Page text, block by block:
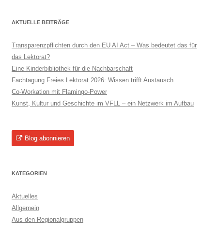
AKTUELLE BEITRÄGE
Transparenzpflichten durch den EU AI Act – Was bedeutet das für
das Lektorat?
Eine Kinderbibliothek für die Nachbarschaft
Fachtagung Freies Lektorat 2026: Wissen trifft Austausch
Co-Workation mit Flamingo-Power
Kunst, Kultur und Geschichte im VFLL – ein Netzwerk im Aufbau
Blog abonnieren
KATEGORIEN
Aktuelles
Allgemein
Aus den Regionalgruppen